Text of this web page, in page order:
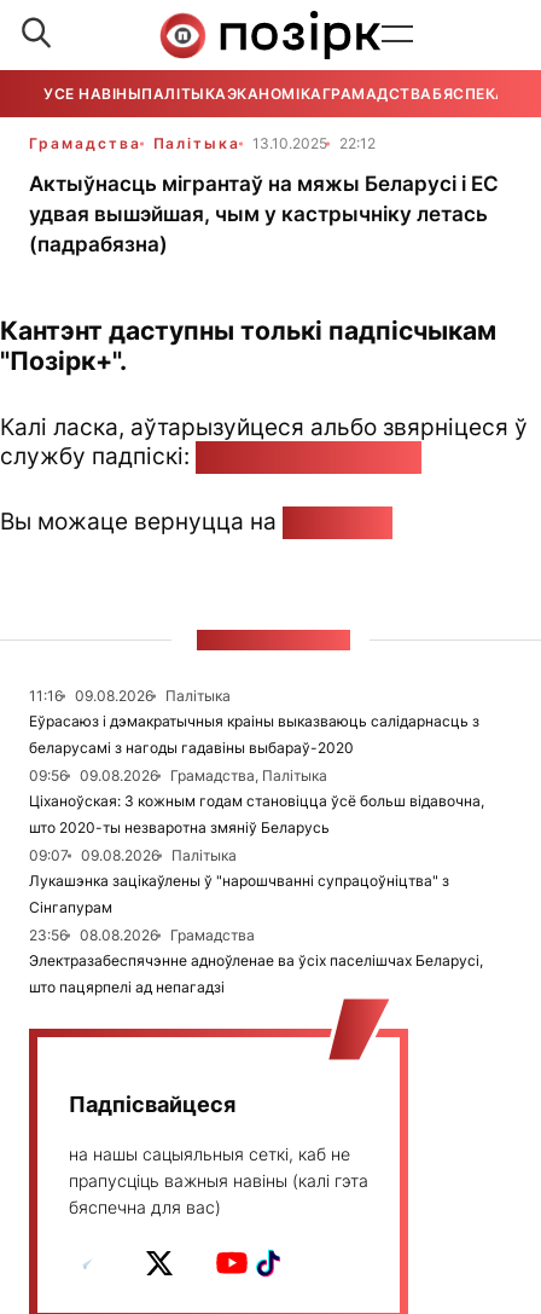
УСЕ НАВІНЫПАЛІТЫКАЭКАНОМІКАГРАМАДСТВАБЯСПЕКА
Грамадства Палітыка 13.10.2025 22:12
Актыўнасць мігрантаў на мяжы Беларусі і ЕС
удвая вышэйшая, чым у кастрычніку летась
(падрабязна)
Кантэнт даступны толькі падпісчыкам
"Позірк+".
Калі ласка, аўтарызуйцеся альбо звярніцеся ў
службу падпіскі:
Вы можаце вернуцца на
11:16 09.08.2026
Палітыка
Еўрасаюз і дэмакратычныя краіны выказваюць салідарнасць з
беларусамі з нагоды гадавіны выбараў-2020
09:56
09.08.2026
Грамадства, Палітыка
Ціханоўская: З кожным годам становіцца ўсё больш відавочна,
што 2020-ты незваротна змяніў Беларусь
09:07
09.08.2026
Палітыка
Лукашэнка зацікаўлены ў "нарошчванні супрацоўніцтва" з
Сінгапурам
23:56
08.08.2026
Грамадства
Электразабеспячэнне адноўленае ва ўсіх паселішчах Беларусі,
што пацярпелі ад непагадзі
Падпісвайцеся
на нашы сацыяльныя сеткі, каб не
прапусціць важныя навіны (калі гэта
бяспечна для вас)